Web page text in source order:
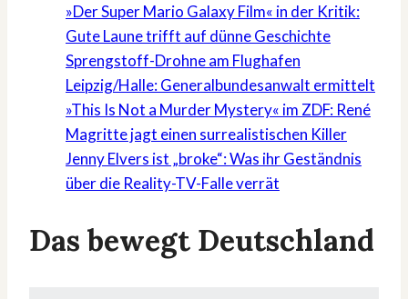
»Der Super Mario Galaxy Film« in der Kritik:
Gute Laune trifft auf dünne Geschichte
Sprengstoff-Drohne am Flughafen
Leipzig/Halle: Generalbundesanwalt ermittelt
»This Is Not a Murder Mystery« im ZDF: René
Magritte jagt einen surrealistischen Killer
Jenny Elvers ist „broke“: Was ihr Geständnis
über die Reality-TV-Falle verrät
Das bewegt Deutschland